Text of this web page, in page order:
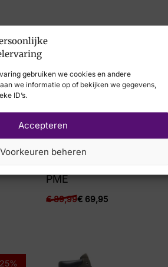
gebruiken we cookies en andere
we informatie op of bekijken we gegevens,
ID’s.
Accepteren
Voorkeuren beheren
-22%
PME
€89,99€69,95